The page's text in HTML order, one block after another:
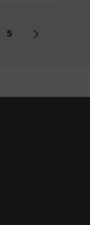
5 Nächstes